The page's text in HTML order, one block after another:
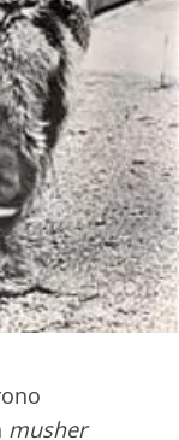
musher